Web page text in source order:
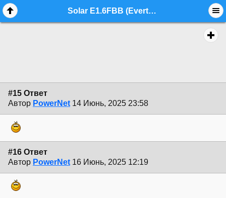
Solar E1.6FBB (Evertune) 90 000р - стр. 2 - commerce.instruments - Форум гитаристов
#15 Ответ
Автор PowerNet 14 Июнь, 2025 23:58
#16 Ответ
Автор PowerNet 16 Июнь, 2025 12:19